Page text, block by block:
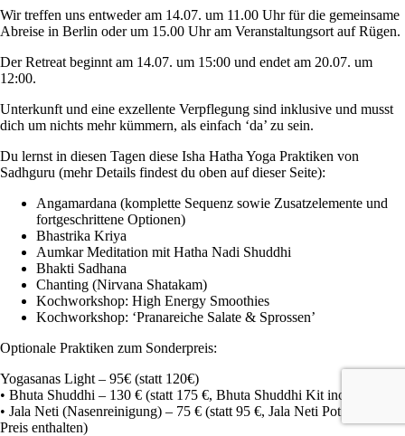
Wir treffen uns entweder am 14.07. um 11.00 Uhr für die gemeinsame
Abreise in Berlin oder um 15.00 Uhr am Veranstaltungsort auf Rügen.
Der Retreat beginnt am 14.07. um 15:00 und endet am 20.07. um
12:00.
Unterkunft und eine exzellente Verpflegung sind inklusive und musst
dich um nichts mehr kümmern, als einfach ‘da’ zu sein.
Du lernst in diesen Tagen diese Isha Hatha Yoga Praktiken von
Sadhguru (mehr Details findest du oben auf dieser Seite):
Angamardana (komplette Sequenz sowie Zusatzelemente und
fortgeschrittene Optionen)
Bhastrika Kriya
Aumkar Meditation mit Hatha Nadi Shuddhi
Bhakti Sadhana
Chanting (Nirvana Shatakam)
Kochworkshop: High Energy Smoothies
Kochworkshop: ‘Pranareiche Salate & Sprossen’
Optionale Praktiken zum Sonderpreis:
⁠Yogasanas Light – 95€ (statt 120€)
•⁠ ⁠Bhuta Shuddhi – 130 € (statt 175 €, Bhuta Shuddhi Kit inclusive)
•⁠ ⁠Jala Neti (Nasenreinigung) – 75 € (statt 95 €, Jala Neti Pot ist im
Preis enthalten)